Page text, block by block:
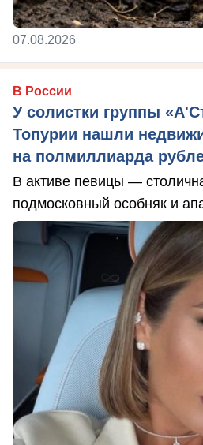
07.08.2026
В России
У солистки группы
Топурии нашли
на полмиллиарда
В активе певицы —
подмосковный особняк и